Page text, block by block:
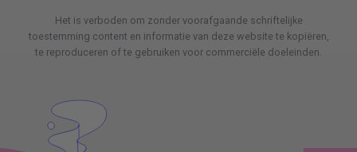
Het is verboden om zonder voorafgaande schriftelijke
toestemming content en informatie van deze website te kopiëren,
te reproduceren of te gebruiken voor commerciële doeleinden.